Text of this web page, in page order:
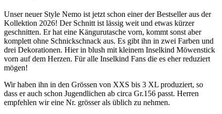
Unser neuer Style Nemo ist jetzt schon einer der Bestseller aus der
Kollektion 2026! Der Schnitt ist lässig weit und etwas kürzer
geschnitten. Er hat eine Kängurutasche vorn, kommt sonst aber
komplett ohne Schnickschnack aus. Es gibt ihn in zwei Farben und
drei Dekorationen. Hier in blush mit kleinem Inselkind Möwenstick
vorn auf dem Herzen. Für alle Inselkind Fans die es eher reduziert
mögen!
Wir haben ihn in den Grössen von XXS bis 3 XL produziert, so
dass er auch schon Jugendlichen ab circa Gr.156 passt. Herren
empfehlen wir eine Nr. grösser als üblich zu nehmen.